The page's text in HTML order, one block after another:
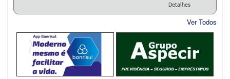
Detalhes
Ver Todos